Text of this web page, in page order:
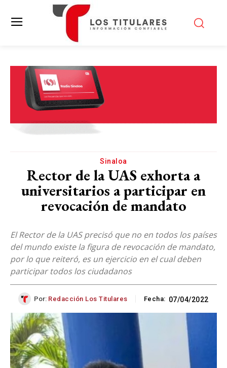
Sinaloa
Rector de la UAS exhorta a
universitarios a participar en
revocación de mandato
El Rector de la UAS precisó que no en todos los países
del mundo existe la figura de revocación de mandato,
por lo que reiteró, es un ejercicio en el cual deben
participar todos los ciudadanos
Por: Redacción Los Titulares Fecha: 07/04/2022